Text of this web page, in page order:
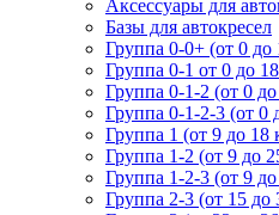
Аксессуары для
Базы для автокресел
Группа 0-0+ (от 0 до
Группа 0-1 от 0 до
Группа 0-1-2 (от 0
Группа 0-1-2-3 (от 0
Группа 1 (от 9 до 18
Группа 1-2 (от 9 до
Группа 1-2-3 (от 9
Группа 2-3 (от 15 до